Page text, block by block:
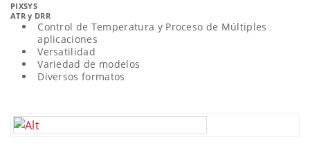
PIXSYS
ATR y DRR
Control de Temperatura y Proceso de Múltiples
aplicaciones
Versatilidad
Variedad de modelos
Diversos formatos